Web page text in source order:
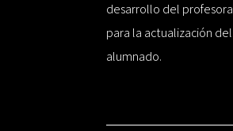
desarrollo del
para la actualización del
alumnado.